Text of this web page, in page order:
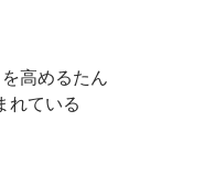
高めるたん
れている